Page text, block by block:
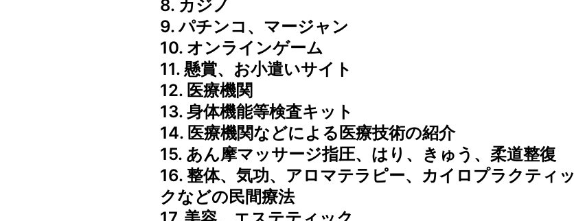
8. カジノ
9. パチンコ、マージャン
10. オンラインゲーム
11. 懸賞、お小遣いサイト
12. 医療機関
13. 身体機能等検査キット
14. 医療機関などによる医療技術の紹介
15. あん摩マッサージ指圧、はり、きゅう、柔道整復
16. 整体、気功、アロマテラピー、カイロプラクティッ
クなどの民間療法